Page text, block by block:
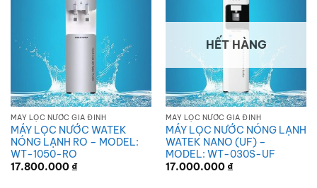
MÁY LỌC NƯỚC GIA ĐÌNH
MÁY LỌC NƯỚC WATEK
NÓNG LẠNH RO – MODEL:
WT-1050-RO
17.800.000₫
HẾT HÀNG
MÁY LỌC NƯỚC GIA ĐÌNH
MÁY LỌC NƯỚC NÓNG LẠNH
WATEK NANO (UF) –
MODEL: WT-030S-UF
17.000.000₫